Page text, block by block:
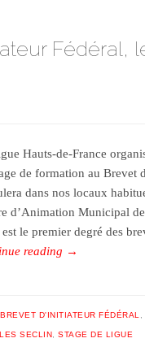
Fédéral,
Hauts-de-France
de formation au Brevet
dans nos locaux
d’Animation Municipal
le premier degré des
reading →
BREVET D'INITIATEUR FÉDÉRAL
SECLIN ,STAGE DE LIGUE